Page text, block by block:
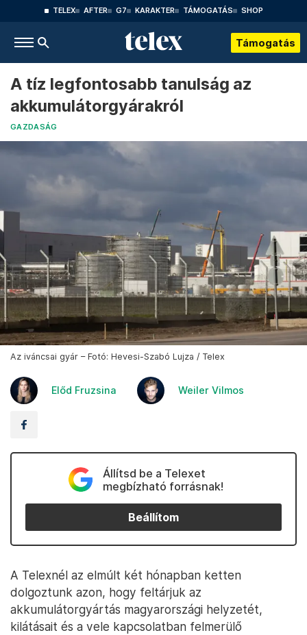
TELEX AFTER G7 KARAKTER TÁMOGATÁS SHOP
Támogatás
A tíz legfontosabb tanulság az
akkumulátorgyárakról
GAZDASÁG
Az iváncsai gyár – Fotó: Hevesi-Szabó Lujza / Telex
Előd Fruzsina Weiler Vilmos
Állítsd be a Telexet
megbízható forrásnak!
Beállítom
A Telexnél az elmúlt két hónapban ketten
dolgoztunk azon, hogy feltárjuk az
akkumulátorgyártás magyarországi helyzetét,
kilátásait és a vele kapcsolatban felmerülő